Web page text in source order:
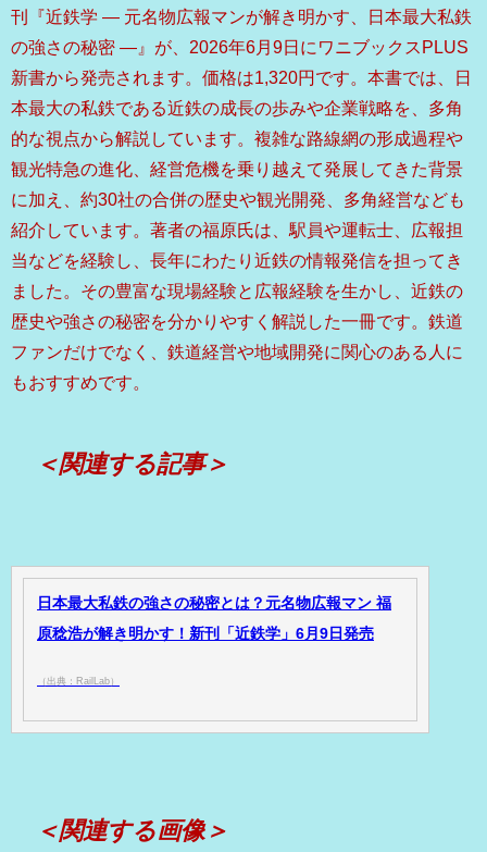
刊『近鉄学 ― 元名物広報マンが解き明かす、日本最大私鉄
の強さの秘密 ―』が、2026年6月9日にワニブックスPLUS
新書から発売されます。価格は1,320円です。本書では、日
本最大の私鉄である近鉄の成長の歩みや企業戦略を、多角
的な視点から解説しています。複雑な路線網の形成過程や
観光特急の進化、経営危機を乗り越えて発展してきた背景
に加え、約30社の合併の歴史や観光開発、多角経営なども
紹介しています。著者の福原氏は、駅員や運転士、広報担
当などを経験し、長年にわたり近鉄の情報発信を担ってき
ました。その豊富な現場経験と広報経験を生かし、近鉄の
歴史や強さの秘密を分かりやすく解説した一冊です。鉄道
ファンだけでなく、鉄道経営や地域開発に関心のある人に
もおすすめです。
＜関連する記事＞
日本最大私鉄の強さの秘密とは？元名物広報マン 福
原稔浩が解き明かす！新刊「近鉄学」6月9日発売
（出典：RailLab）
＜関連する画像＞